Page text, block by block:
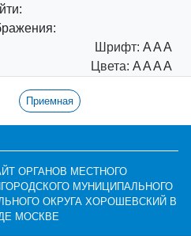
Шрифт: AAA
Цвета: AAAA
Приемная
ОРГАНОВ МЕСТНОГО
МУНИЦИПАЛЬНОГО
ОКРУГА ХОРОШЕВСКИЙ В
МОСКВЕ